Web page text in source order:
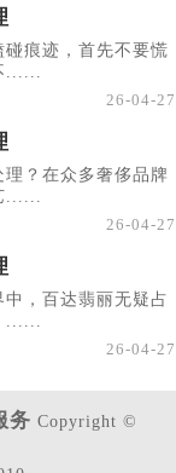
痕迹，首先不要慌
......
26-04-27
？在众多奢侈品牌
......
26-04-27
，百达翡丽无疑占
......
26-04-27
务 Copyright ©